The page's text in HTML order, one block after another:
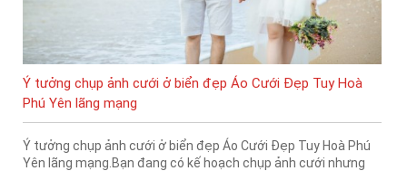
Ý tưởng chụp ảnh cưới ở biển đẹp Áo Cưới Đẹp Tuy Hoà
Phú Yên lãng mạng
Ý tưởng chụp ảnh cưới ở biển đẹp Áo Cưới Đẹp Tuy Hoà Phú
Yên lãng mạng.Bạn đang có kế hoạch chụp ảnh cưới nhưng